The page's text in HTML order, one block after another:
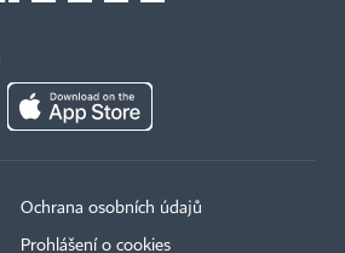
Ochrana osobních údajů
Prohlášení o cookies